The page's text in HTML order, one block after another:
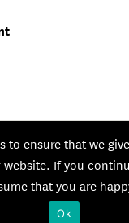
los derechos
to ensure that we
If you
that you are
Ok